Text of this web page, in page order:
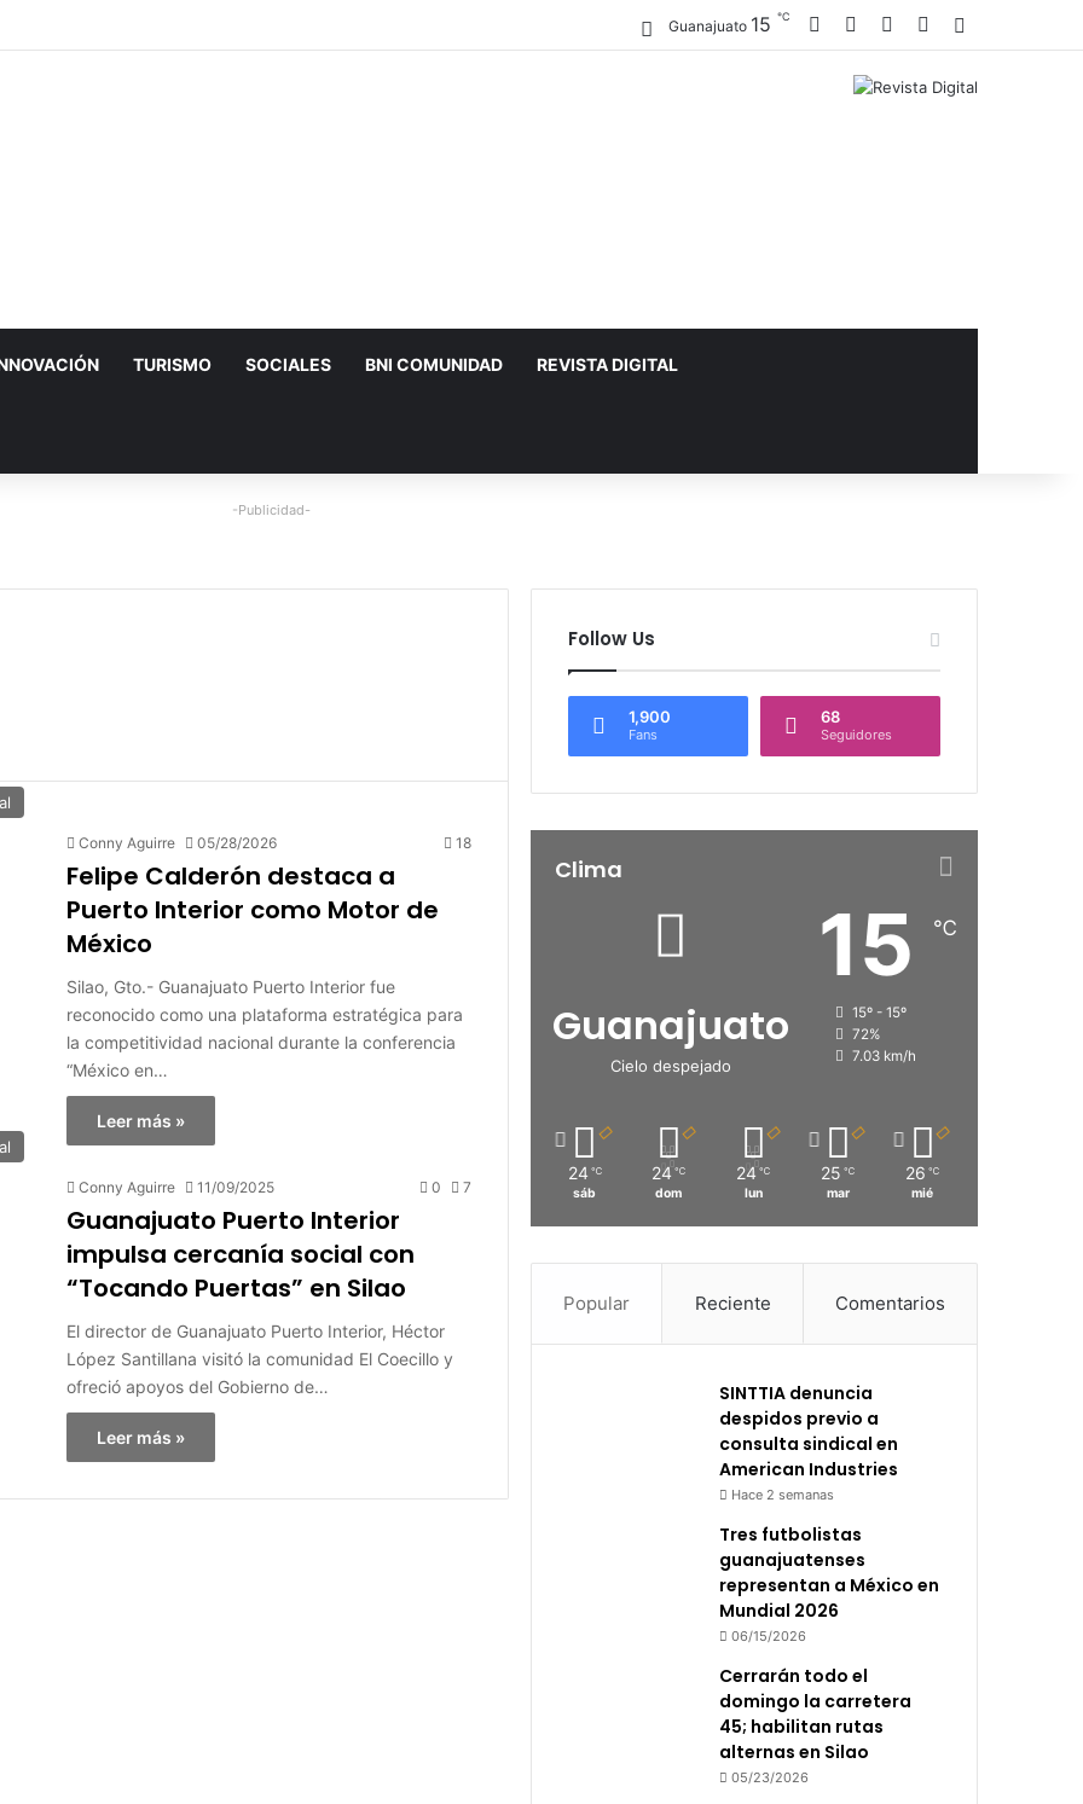
Guanajuato 15 ℃ Facebook YouTubeInstagram
TURISMO SOCIALES BNI COMUNIDAD REVISTA DIGITAL
-Publicidad-
Conny Aguirre 05/28/2026 18
Felipe Calderón destaca a
Puerto Interior como Motor de
México
Silao, Gto.- Guanajuato Puerto Interior fue
reconocido como una plataforma estratégica para
la competitividad nacional durante la conferencia
“México en…
Leer más »
Conny Aguirre 11/09/2025 0 7
Guanajuato Puerto Interior
impulsa cercanía social con
“Tocando Puertas” en Silao
El director de Guanajuato Puerto Interior, Héctor
López Santillana visitó la comunidad El Coecillo y
ofreció apoyos del Gobierno de…
Leer más »
Follow Us
1,900
Fans
68
Seguidores
Clima
Guanajuato
Cielo despejado
15 ℃
15º - 15º
72%
7.03 km/h
24 ℃
sáb
24 ℃
dom
24 ℃
lun
25 ℃
mar
26 ℃
mié
Popular Reciente Comentarios
SINTTIA denuncia
despidos previo a
consulta sindical en
American Industries
Hace 2 semanas
Tres futbolistas
guanajuatenses
representan a México en
Mundial 2026
06/15/2026
Cerrarán todo el
domingo la carretera
45; habilitan rutas
alternas en Silao
05/23/2026